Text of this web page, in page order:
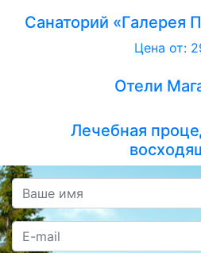
Санаторий «Галерея
Цена от:
Отели
Лечебная